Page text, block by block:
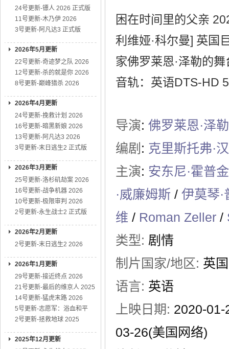
24号更新-镖人 2026 正式版
11号更新-木乃伊 2026
3号更新-阿凡达3 正式版
2026年5月更新
22号更新-奇迹梦之队 2026
12号更新-杀的就是你 2026
8号更新-巅峰猎杀 2026
2026年4月更新
24号更新-挽救计划 2026
16号更新-暗黑新娘 2026
13号更新-阿凡达3 2026
3号更新-末日逃生2 正式版
2026年3月更新
25号更新-洛杉矶劫案 2026
16号更新-战争机器 2026
10号更新-极限审判 2026
2号更新-永生战士2 正式版
2026年2月更新
2号更新-末日逃生2 2026
2026年1月更新
29号更新-接近终点 2026
21号更新-最后的维京人 2025
14号更新-猛虎末路 2026
5号更新-志愿军：浴血和平
2号更新-拯救地球 2025
2025年12月更新
困在时间里的父亲
利维娅·科尔曼] 英国
家佛罗莱恩·泽勒的
音轨：英语DTS-HD
导演: 佛罗莱恩·泽勒
编剧 : 克里斯托弗·
主演: 安东尼·霍普
·威廉姆斯 / 伊莫琴·
维 / Roman Zeller /
类型: 剧情
制片国家/地区: 英
语言: 英语
上映日期: 2020-01-
03-26(美国网络)